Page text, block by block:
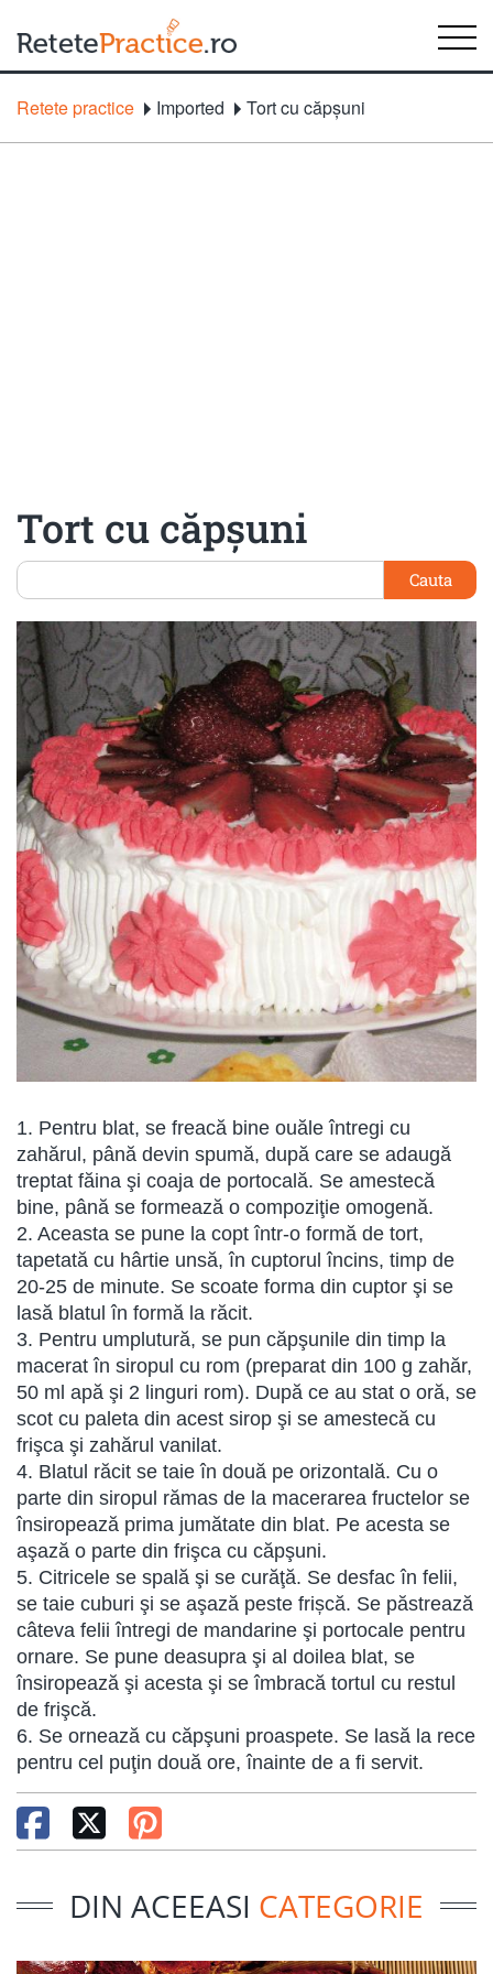
Retete practice Imported Tort cu căpşuni
Tort cu căpşuni
Cauta
1. Pentru blat, se freacă bine ouăle întregi cu
zahărul, până devin spumă, după care se adaugă
treptat făina şi coaja de portocală. Se amestecă
bine, până se formează o compoziţie omogenă.
2. Aceasta se pune la copt într-o formă de tort,
tapetată cu hârtie unsă, în cuptorul încins, timp de
20-25 de minute. Se scoate forma din cuptor şi se
lasă blatul în formă la răcit.
3. Pentru umplutură, se pun căpşunile din timp la
macerat în siropul cu rom (preparat din 100 g zahăr,
50 ml apă şi 2 linguri rom). După ce au stat o oră, se
scot cu paleta din acest sirop şi se amestecă cu
frişca şi zahărul vanilat.
4. Blatul răcit se taie în două pe orizontală. Cu o
parte din siropul rămas de la macerarea fructelor se
însiropează prima jumătate din blat. Pe acesta se
aşază o parte din frişca cu căpşuni.
5. Citricele se spală şi se curăţă. Se desfac în felii,
se taie cuburi şi se aşază peste frișcă. Se păstrează
câteva felii întregi de mandarine şi portocale pentru
ornare. Se pune deasupra şi al doilea blat, se
însiropează şi acesta şi se îmbracă tortul cu restul
de frişcă.
6. Se ornează cu căpşuni proaspete. Se lasă la rece
pentru cel puţin două ore, înainte de a fi servit.
DIN ACEEASI CATEGORIE